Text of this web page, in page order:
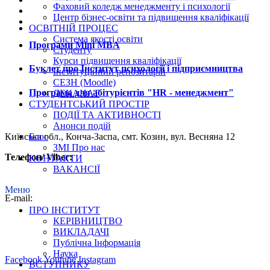
Фаховий коледж менеджменту і психології
Центр бізнес-освіти та підвищення кваліфікації
ОСВІТНІЙ ПРОЦЕС
Система якості освіти
Студенту
Курси підвищення кваліфікації
Інституційний репозитарій
СЕЗН (Moodle)
ДЕКАНАТ
СТУДЕНТСЬКИЙ ПРОСТІР
ПОДІЇ ТА АКТИВНОСТІ
Анонси подій
Блог
ЗМІ Про нас
КОНТАКТИ
ВАКАНСІЇ
Меню
ПРО ІНСТИТУТ
КЕРІВНИЦТВО
ВИКЛАДАЧІ
Публічна Інформація
Наука
ВСТУПНИКУ
Програми Mini MBA
Буклет про Інститут психології і підприємництва
Програма для абітурієнтів "HR - менеджмент"
Київська обл., Конча-Заспа, смт. Козин, вул. Весняна 12
Телефон/ Viber:
E-mail:
secretariat@ipp.edu.ua
edu@ipp.edu.ua
FacebookYoutube Instagram